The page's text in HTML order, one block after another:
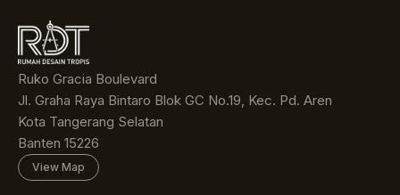
Ruko Gracia Boulevard
Jl. Graha Raya Bintaro Blok GC No.19, Kec. Pd. Aren
Kota Tangerang Selatan
Banten 15226
View Map